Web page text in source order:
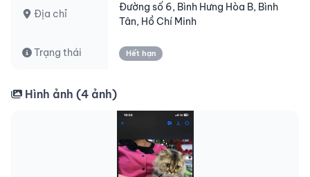
Địa chỉ
Đường số 6, Bình Hưng Hòa B, Bình
Tân, Hồ Chí Minh
Trạng thái Hết hạn
Hình ảnh (4 ảnh)